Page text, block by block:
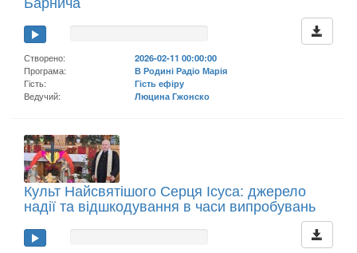
Створено:
2026-02-11 00:00:00
Програма:
В Родині Радіо Марія
Гість:
Гість ефіру
Ведучий:
Люцина Гжонско
Культ Найсвятішого Серця Ісуса: джерело
надії та відшкодування в часи випробувань